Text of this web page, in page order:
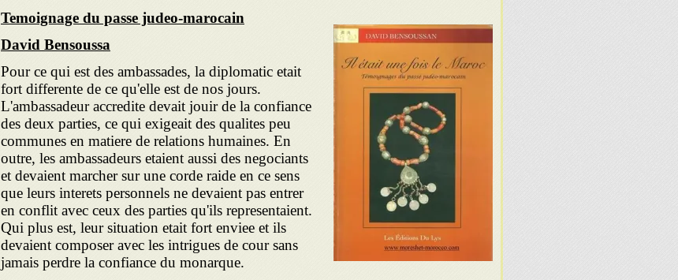
Temoignage du passe judeo-marocain
David Bensoussa
Pour ce qui est des ambassades, la diplomatic etait
fort differente de ce qu'elle est de nos jours.
L'ambassadeur accredite devait jouir de la confiance
des deux parties, ce qui exigeait des qualites peu
communes en matiere de relations humaines. En
outre, les ambassadeurs etaient aussi des negociants
et devaient marcher sur une corde raide en ce sens
que leurs interets personnels ne devaient pas entrer
en conflit avec ceux des parties qu'ils representaient.
Qui plus est, leur situation etait fort enviee et ils
devaient composer avec les intrigues de cour sans
jamais perdre la confiance du monarque.